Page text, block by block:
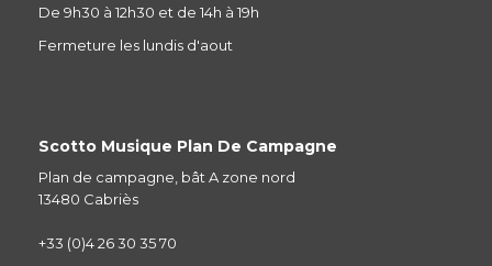
De 9h30 à 12h30 et de 14h à 19h
Fermeture les lundis d'aout
Scotto Musique Plan De Campagne
Plan de campagne, bât A zone nord
13480 Cabriès
+33 (0)4 26 30 35 70